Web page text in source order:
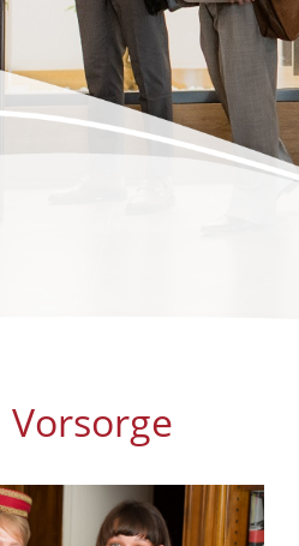
Vorsorge